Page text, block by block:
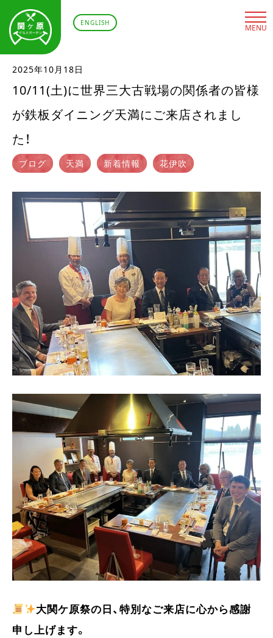
ENGLISH MENU
2025年10月18日
10/11(土)に世界三大古戦場の関係者の皆様
が鉄板ダイニング天満にご来店されまし
た！
ブログ 天満 新着情報 花伊吹
大関ケ原祭の日、特別なご来店に心から感謝
申し上げます。